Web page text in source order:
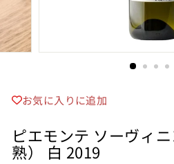
お気に入りに追加
ピエモンテ ソーヴィ
熟） 白 2019